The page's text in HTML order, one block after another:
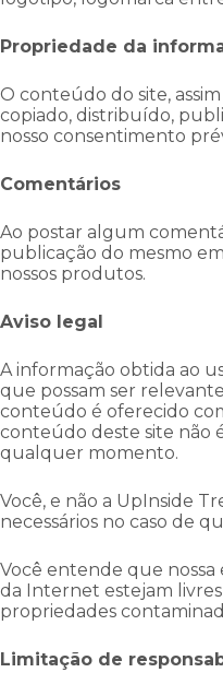
Propriedade da
O conteúdo do site,
copiado, distribuído,
nosso consentimento
Comentários
Ao postar algum
publicação do mesmo
nossos produtos.
Aviso legal
A informação obtida ao
que possam ser
conteúdo é oferecido
conteúdo deste site não
qualquer momento.
Você, e não a UpInside
necessários no caso de
Você entende que
da Internet estejam
propriedades
Limitação de